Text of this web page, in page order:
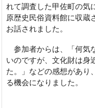
れて調査した甲佐町の気
原歴史民俗資料館に収蔵
お話されました。
参加者からは、「何気
いのですが、文化財は身
た。」などの感想があり
る機会になりました。